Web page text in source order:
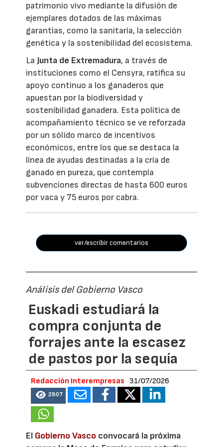
patrimonio vivo mediante la difusión de
ejemplares dotados de las máximas
garantías, como la sanitaria, la selección
genética y la sostenibilidad del ecosistema.
La Junta de Extremadura, a través de
instituciones como el Censyra, ratifica su
apoyo continuo a los ganaderos que
apuestan por la biodiversidad y
sostenibilidad ganadera. Esta política de
acompañamiento técnico se ve reforzada
por un sólido marco de incentivos
económicos, entre los que se destaca la
línea de ayudas destinadas a la cría de
ganado en pureza, que contempla
subvenciones directas de hasta 600 euros
por vaca y 75 euros por cabra.
ver/escribir comentarios
Análisis del Gobierno Vasco
Euskadi estudiará la
compra conjunta de
forrajes ante la escasez
de pastos por la sequía
Redacción Interempresas 31/07/2026
2807
El Gobierno Vasco convocará la próxima